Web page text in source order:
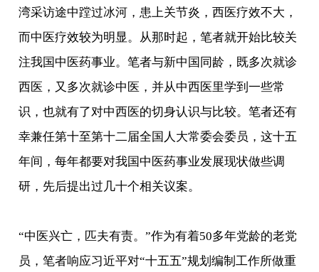
湾采访途中蹚过冰河，患上关节炎，西医疗效不大，
而中医疗效较为明显。从那时起，笔者就开始比较关
注我国中医药事业。笔者与新中国同龄，既多次就诊
西医，又多次就诊中医，并从中西医里学到一些常
识，也就有了对中西医的切身认识与比较。笔者还有
幸兼任第十至第十二届全国人大常委会委员，这十五
年间，每年都要对我国中医药事业发展现状做些调
研，先后提出过几十个相关议案。
“中医兴亡，匹夫有责。”作为有着50多年党龄的老党
员，笔者响应习近平对“十五五”规划编制工作所做重